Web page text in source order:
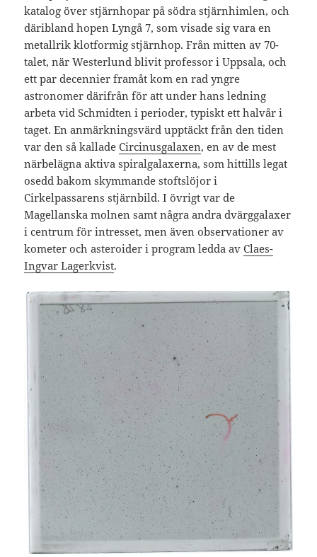
katalog över stjärnhopar på södra stjärnhimlen, och
däribland hopen Lyngå 7, som visade sig vara en
metallrik klotformig stjärnhop. Från mitten av 70-
talet, när Westerlund blivit professor i Uppsala, och
ett par decennier framåt kom en rad yngre
astronomer därifrån för att under hans ledning
arbeta vid Schmidten i perioder, typiskt ett halvår i
taget. En anmärkningsvärd upptäckt från den tiden
var den så kalladeCircinusgalaxen, en av de mest
närbelägna aktiva spiralgalaxerna, som hittills legat
osedd bakom skymmande stoftslöjor i
Cirkelpassarens stjärnbild. I övrigt var de
Magellanska molnen samt några andra dvärggalaxer
i centrum för intresset, men även observationer av
kometer och asteroider i program ledda avClaes-
Ingvar Lagerkvist.